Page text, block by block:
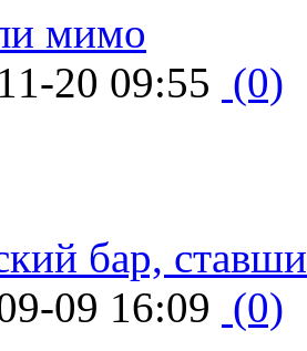
мимо
20 09:55 (0)
бар,
09 16:09 (0)